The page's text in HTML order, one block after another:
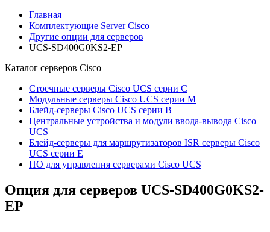
Главная
Комплектующие Server Cisco
Другие опции для серверов
UCS-SD400G0KS2-EP
Каталог серверов Cisco
Стоечные серверы Cisco UCS серии C
Модульные серверы Cisco UCS серии M
Блейд-серверы Cisco UCS серии B
Центральные устройства и модули ввода-вывода Cisco
UCS
Блейд-серверы для маршрутизаторов ISR серверы Cisco
UCS серии E
ПО для управления серверами Cisco UCS
Опция для серверов UCS-SD400G0KS2-
EP